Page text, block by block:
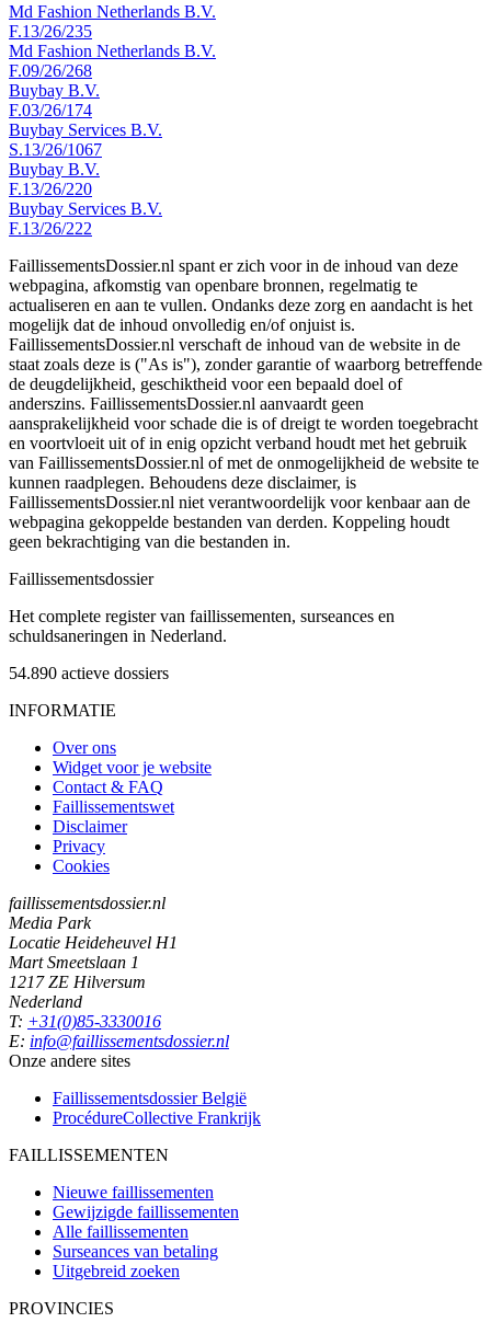
Md Fashion Netherlands B.V.
F.13/26/235
Md Fashion Netherlands B.V.
F.09/26/268
Buybay B.V.
F.03/26/174
Buybay Services B.V.
S.13/26/1067
Buybay B.V.
F.13/26/220
Buybay Services B.V.
F.13/26/222
FaillissementsDossier.nl spant er zich voor in de inhoud van deze
webpagina, afkomstig van openbare bronnen, regelmatig te
actualiseren en aan te vullen. Ondanks deze zorg en aandacht is het
mogelijk dat de inhoud onvolledig en/of onjuist is.
FaillissementsDossier.nl verschaft de inhoud van de website in de
staat zoals deze is ("As is"), zonder garantie of waarborg betreffende
de deugdelijkheid, geschiktheid voor een bepaald doel of
anderszins. FaillissementsDossier.nl aanvaardt geen
aansprakelijkheid voor schade die is of dreigt te worden toegebracht
en voortvloeit uit of in enig opzicht verband houdt met het gebruik
van FaillissementsDossier.nl of met de onmogelijkheid de website te
kunnen raadplegen. Behoudens deze disclaimer, is
FaillissementsDossier.nl niet verantwoordelijk voor kenbaar aan de
webpagina gekoppelde bestanden van derden. Koppeling houdt
geen bekrachtiging van die bestanden in.
Faillissementsdossier
Het complete register van faillissementen, surseances en
schuldsaneringen in Nederland.
54.890 actieve dossiers
INFORMATIE
Over ons
Widget voor je website
Contact & FAQ
Faillissementswet
Disclaimer
Privacy
Cookies
faillissementsdossier.nl
Media Park
Locatie Heideheuvel H1
Mart Smeetslaan 1
1217 ZE Hilversum
Nederland
T: +31(0)85-3330016
E: info@faillissementsdossier.nl
Onze andere sites
Faillissementsdossier België
ProcédureCollective Frankrijk
FAILLISSEMENTEN
Nieuwe faillissementen
Gewijzigde faillissementen
Alle faillissementen
Surseances van betaling
Uitgebreid zoeken
PROVINCIES